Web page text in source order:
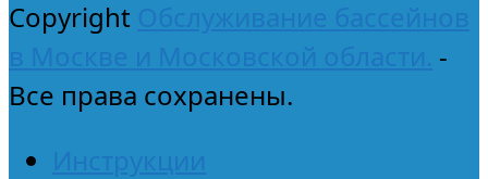
Copyright Обслуживание бассейнов
в Москве и Московской области. -
Все права сохранены.
Инструкции